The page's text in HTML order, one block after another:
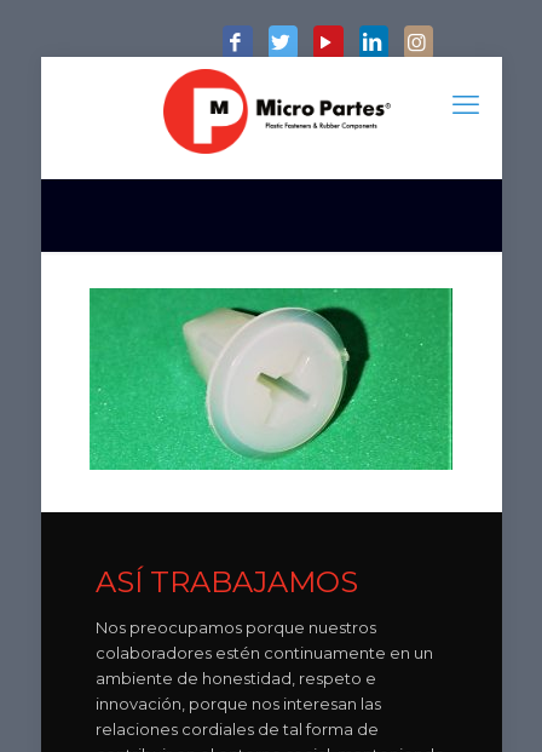
ASÍ TRABAJAMOS
Nos preocupamos porque nuestros
colaboradores estén continuamente en un
ambiente de honestidad, respeto e
innovación, porque nos interesan las
relaciones cordiales de tal forma de